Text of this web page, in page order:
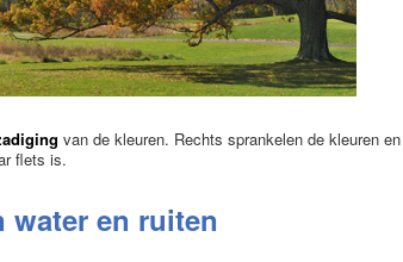
van de kleuren. Rechts sprankelen de kleuren en
flets is.
water en ruiten